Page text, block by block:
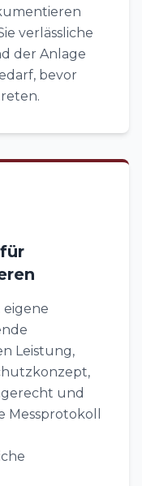
verlässliche
der Anlage
bevor
Leistung,
und
Messprotokoll